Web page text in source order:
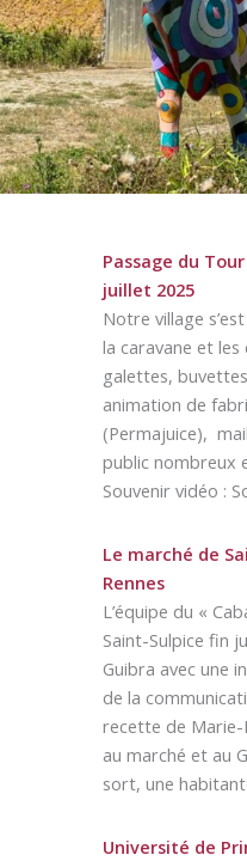
Passage du
juillet 2025
Notre village
la caravane et
galettes,
animation de
(Permajuice),
public nombreux
Souvenir vidéo :
Le marché de
Rennes
L’équipe du «
Saint-Sulpice fin
Guibra avec une
de la
recette de Marie-
au marché et au
sort, une
Université de